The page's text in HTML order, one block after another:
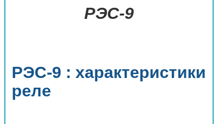
РЭС-9
РЭС-9 : характеристики
реле